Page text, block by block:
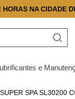
HORAS NA CIDADE
e
SPA SL30200